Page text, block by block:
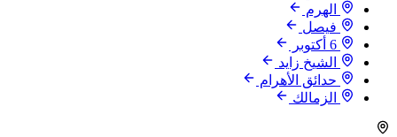
الهرم
فيصل
الشيخ زايد
حدائق الأهرام
الزمالك